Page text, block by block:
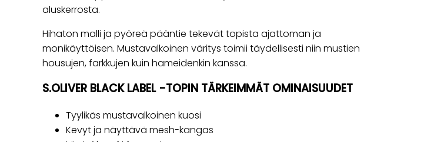
aluskerrosta.
Hihaton malli ja pyöreä pääntie tekevät topista ajattoman ja
monikäyttöisen. Mustavalkoinen väritys toimii täydellisesti niin mustien
housujen, farkkujen kuin hameidenkin kanssa.
S.OLIVER BLACK LABEL -TOPIN TÄRKEIMMÄT OMINAISUUDET
Tyylikäs mustavalkoinen kuosi
Kevyt ja näyttävä mesh-kangas